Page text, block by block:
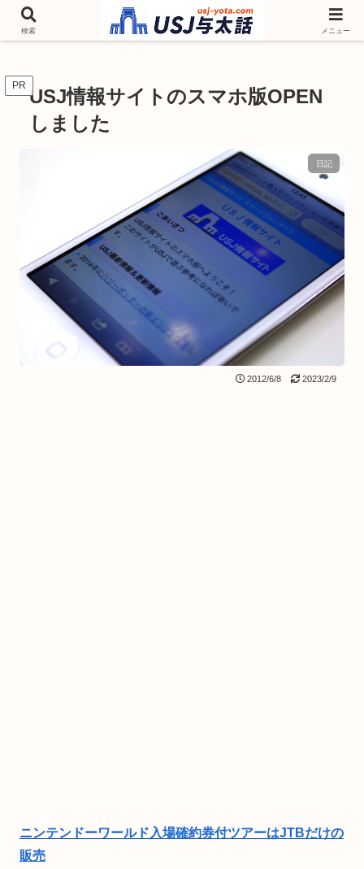
チケットやシーズンイベント ニンテンドーワールド アトラクションなどユニ
バを歩いて情報収集しています
PR USJ情報サイトのスマホ版OPEN
しました
日記
2012/6/8 2023/2/9
ニンテンドーワールド入場確約券付ツアーはJTBだけの
販売
検索 メニュー